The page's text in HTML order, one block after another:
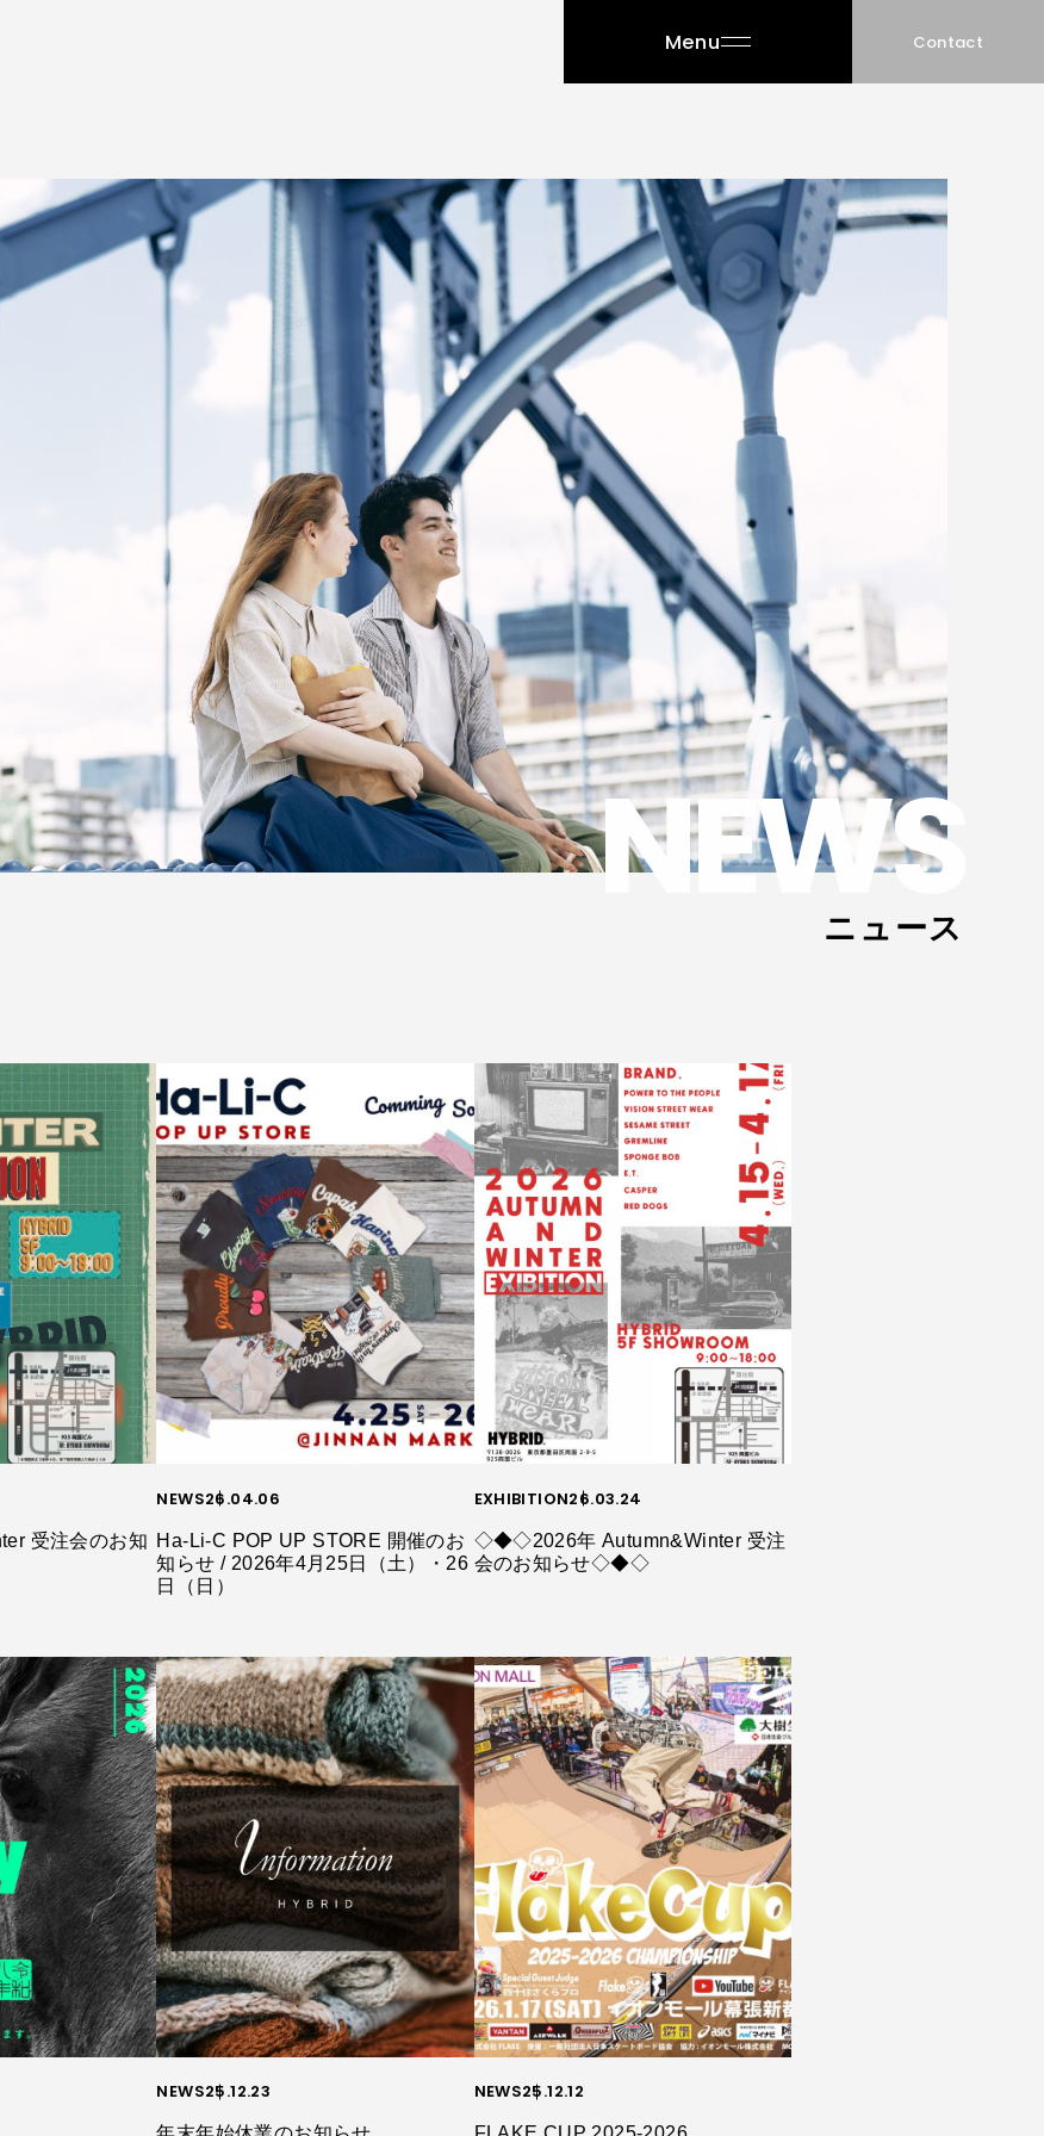
Menu Contact
NEWS
ニュース
受注会のお知
NEWS26.04.06
Ha-Li-C POP UP STORE 開催のお
知らせ / 2026年4月25日（土）・26
日（日）
EXHIBITION26.03.24
◇◆◇2026年 Autumn&Winter 受注
会のお知らせ◇◆◇
NEWS25.12.23 NEWS25.12.12